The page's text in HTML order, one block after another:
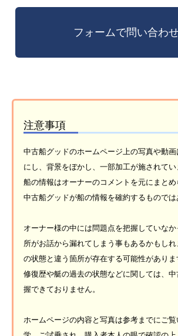
注意事項
中古船グッドのホームページ上の写真や動
にし、背景をぼかし、一部加工が施されてい
船の情報はオーナーのコメントを元にまとめ
中古船グッドが船の情報を確約するものでは
オーナー様の中には問題点を把握していな
所がお話から漏れてしまう事もあるかもし
の状態と違う箇所が存在する可能性がありま
修復歴や艇の過去の状態などに関しては、
握できておりません。
ホームページの内容と写真は参考までにご